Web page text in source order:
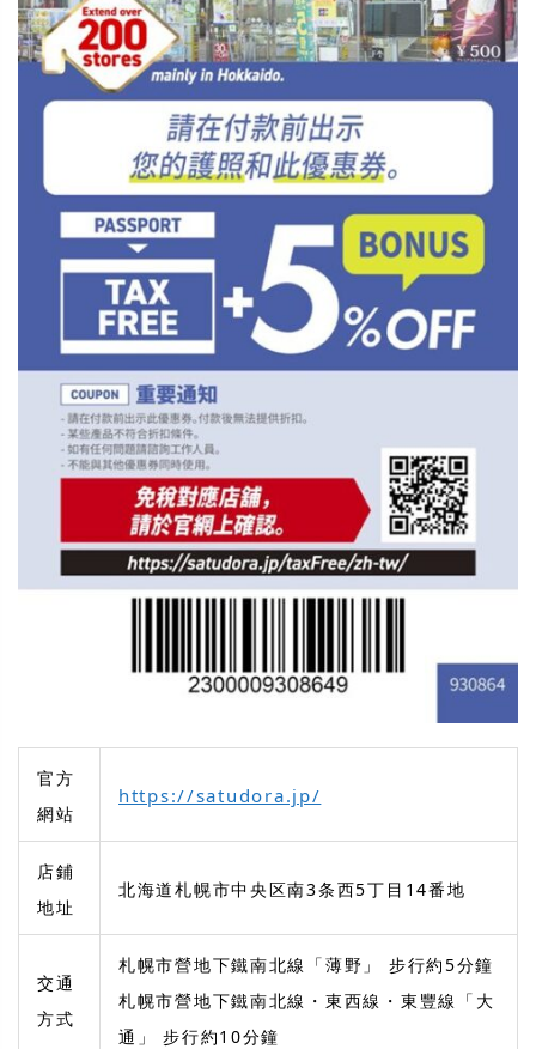
官方
網站
https://satudora.jp/
店鋪
地址
北海道札幌市中央区南3条西5丁目14番地
交通
方式
札幌市營地下鐵南北線「薄野」 步行約5分鐘
札幌市營地下鐵南北線・東西線・東豐線「大
通」 步行約10分鐘